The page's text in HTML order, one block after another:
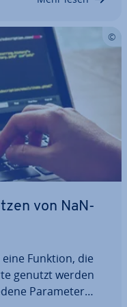
von NaN-
Funktion, die
genutzt werden
Parameter